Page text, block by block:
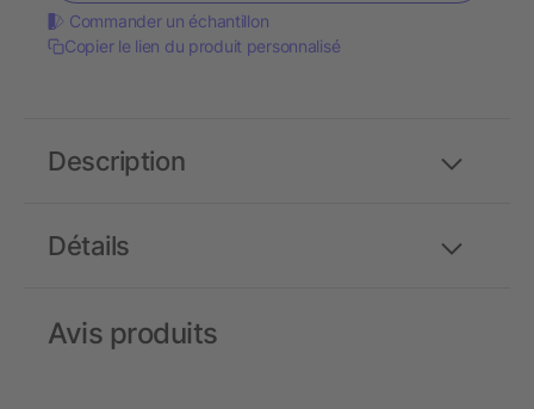
Commander un échantillon
Copier le lien du produit personnalisé
Détails
Description
Avis produits